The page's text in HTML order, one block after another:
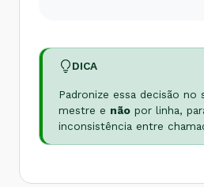
DICA
Padronize essa decisão no
mestre e não por linha,
inconsistência entre